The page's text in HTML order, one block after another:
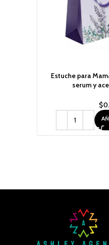
Estuche para
serum y
$